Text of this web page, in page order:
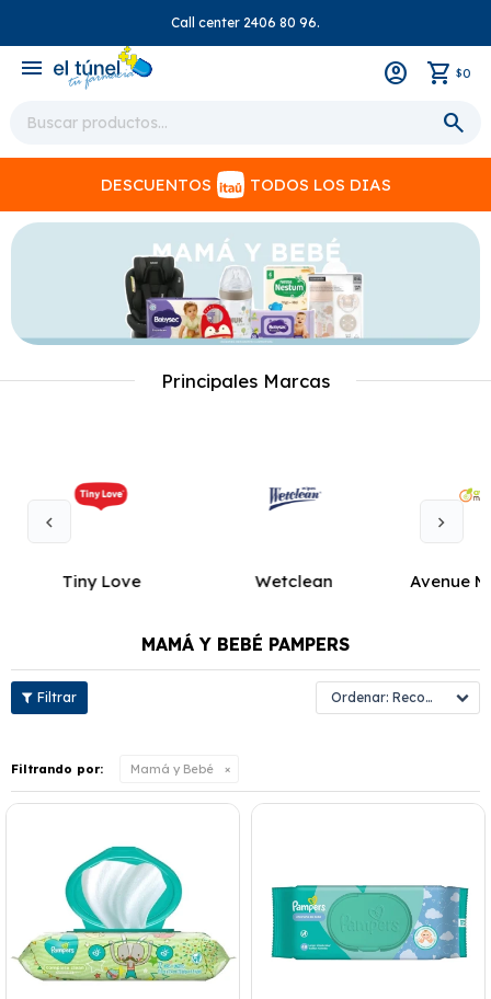
Call center 2406 80 96.
menu $0
DESCUENTOS TODOS LOS DIAS
Principales Marcas
Tiny Love Wetclean Avenue
MAMÁ Y BEBÉ PAMPERS
Recomendados
Filtrando por: Mamá y Bebé
close